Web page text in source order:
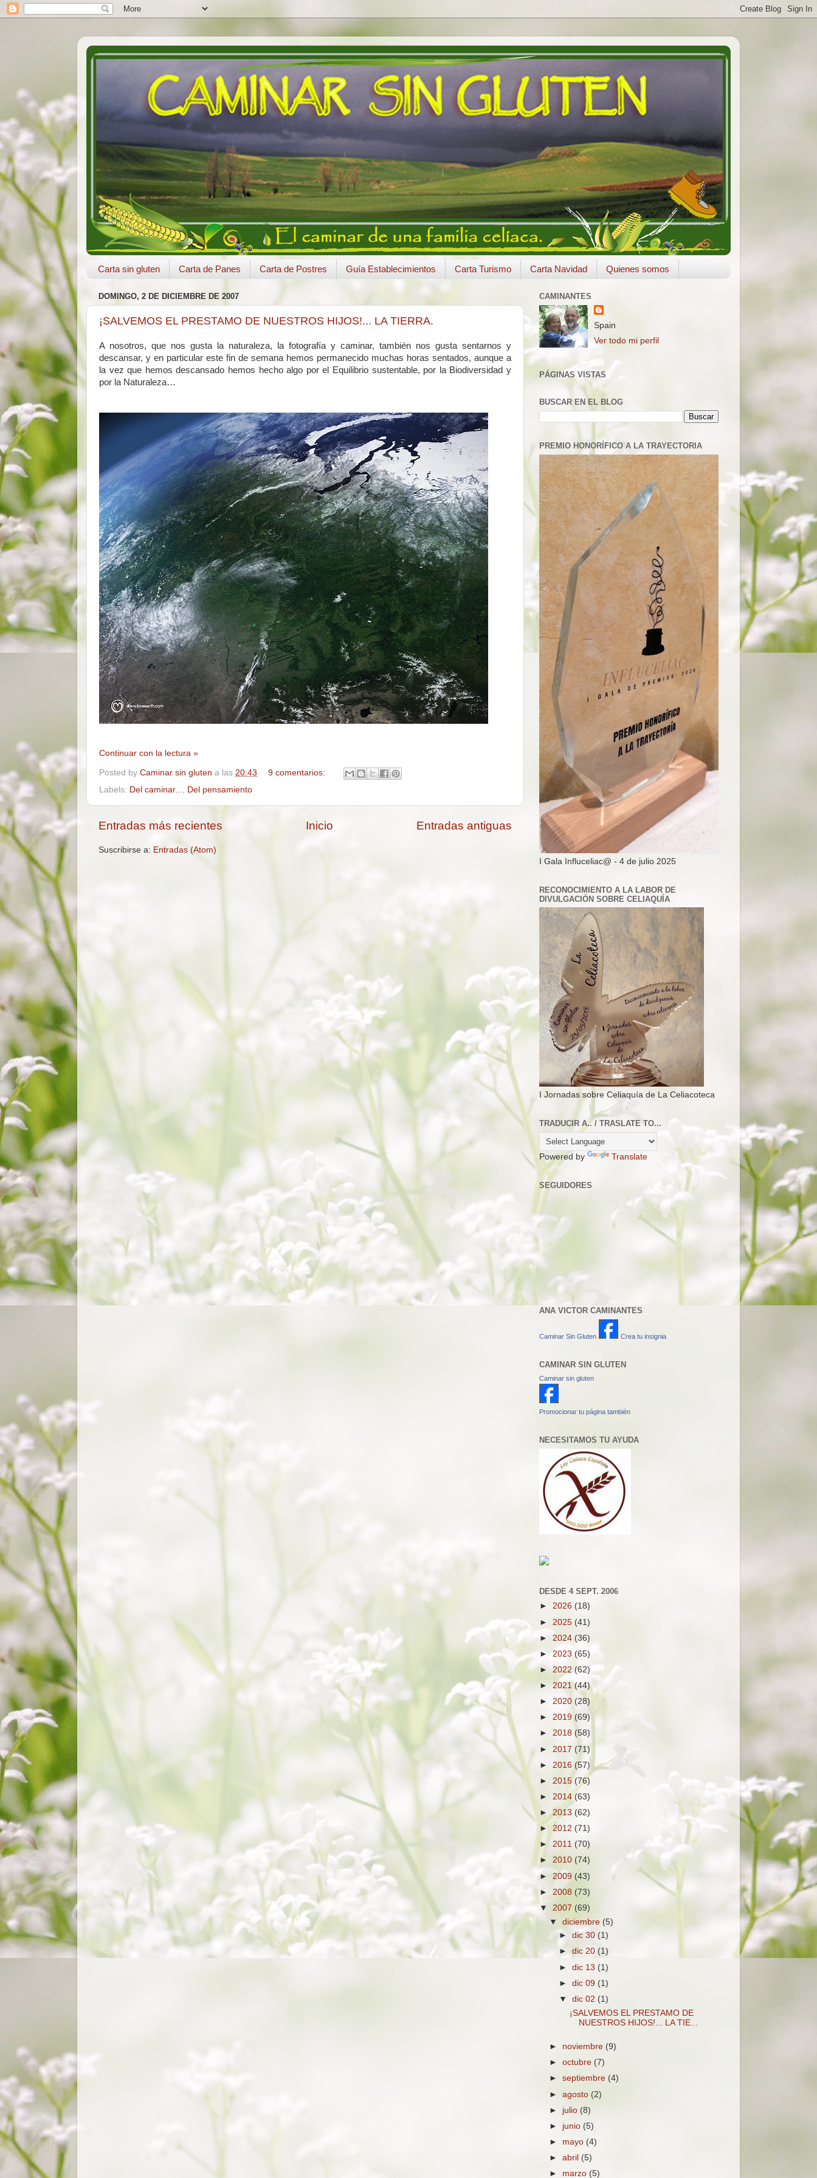
Carta sin gluten Carta de Panes Carta de Postres Guía Establecimientos Carta Turismo Carta Navidad Quienes somos
DOMINGO, 2 DE DICIEMBRE DE 2007
¡SALVEMOS EL PRESTAMO DE NUESTROS HIJOS!... LA TIERRA.
A nosotros, que nos gusta la naturaleza, la fotografía y caminar, también nos gusta sentarnos y
descansar, y en particular este fin de semana hemos permanecido muchas horas sentados, aunque a
la vez que hemos descansado hemos hecho algo por el Equilibrio sustentable, por la Biodiversidad y
por la Naturaleza…
Continuar con la lectura »
Posted by Caminar sin gluten a las 20:43
9 comentarios:
Labels: Del caminar... Del pensamiento
Entradas más recientes Entradas antiguas
Inicio
Suscribirse a: Entradas (Atom)
CAMINANTES
Spain
Ver todo mi perfil
PÁGINAS VISTAS
BUSCAR EN EL BLOG
PREMIO HONORÍFICO A LA TRAYECTORIA
I Gala Influceliac@ - 4 de julio 2025
RECONOCIMIENTO A LA LABOR DE
DIVULGACIÓN SOBRE CELIAQUÍA
I Jornadas sobre Celiaquía de La Celiacoteca
TRADUCIR A.. / TRASLATE TO...
Powered by Translate
SEGUIDORES
ANA VICTOR CAMINANTES
Caminar Sin Gluten Crea tu insignia
CAMINAR SIN GLUTEN
Caminar sin gluten
Promocionar tu página también
NECESITAMOS TU AYUDA
DESDE 4 SEPT. 2006
► 2026 (18)
► 2025 (41)
► 2024 (36)
► 2023 (65)
► 2022(62)
► 2021 (44)
► 2020 (28)
► 2019 (69)
► 2018 (58)
► 2017 (71)
► 2016 (57)
► 2015 (76)
► 2014(63)
►2013 (62)
► 2012 (71)
► 2011 (70)
► 2010 (74)
► 2009 (43)
► 2008 (73)
▼ 2007 (69)
▼diciembre (5)
►dic 30 (1)
►dic 20 (1)
►dic 13 (1)
►dic 09 (1)
▼dic 02 (1)
¡SALVEMOS EL PRESTAMO DE
NUESTROS HIJOS!... LA TIE...
► noviembre (9)
►octubre (7)
►septiembre (4)
►agosto (2)
► julio (8)
► junio (5)
► mayo (4)
►abril (5)
► marzo (5)